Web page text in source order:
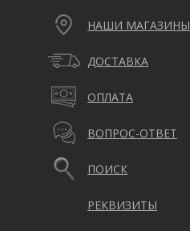
НАШИ МАГАЗИНЫ
ДОСТАВКА
ОПЛАТА
ВОПРОС-ОТВЕТ
ПОИСК
РЕКВИЗИТЫ